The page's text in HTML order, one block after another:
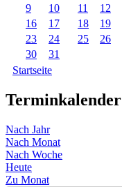
9
10 11 12
16
17 18 19
23
24 25 26
30
31
Startseite
Terminkalender
Nach Jahr
Nach Monat
Nach Woche
Heute
Zu Monat